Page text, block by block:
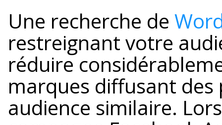
Une recherche de
restreignant votre
réduire
marques diffusant des
audience similaire.